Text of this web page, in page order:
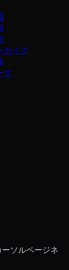
カイブ
マ
ソルページネ